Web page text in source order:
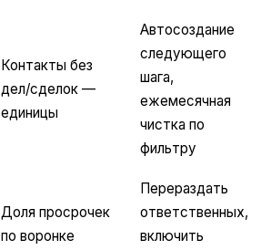
Контакты без
дел/сделок —
единицы
Автосоздание
следующего
шага,
ежемесячная
чистка по
фильтру
Доля просрочек
по воронке
Перераздать
ответственных,
включить